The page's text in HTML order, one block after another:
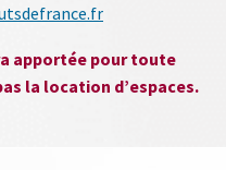
apportée pour toute
la location d’espaces.